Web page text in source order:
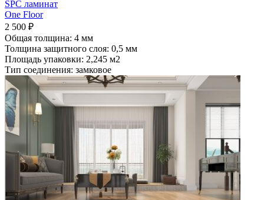
SPC ламинат
One Floor
2 500 ₽
Общая толщина: 4 мм
Толщина защитного слоя: 0,5 мм
Площадь упаковки: 2,245 м2
Тип соединения: замковое